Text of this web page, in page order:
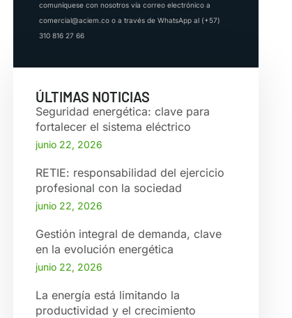
comuníquese con nosotros vía correo electrónico a
comercial@aciem.co o a través de WhatsApp al (+57)
310 816 27 66
ÚLTIMAS NOTICIAS
Seguridad energética: clave para
fortalecer el sistema eléctrico
junio 22, 2026
RETIE: responsabilidad del ejercicio
profesional con la sociedad
junio 22, 2026
Gestión integral de demanda, clave
en la evolución energética
junio 22, 2026
La energía está limitando la
productividad y el crecimiento